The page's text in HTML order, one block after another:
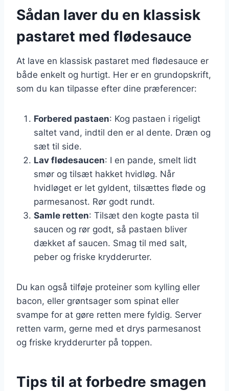
Sådan laver du en klassisk
pastaret med flødesauce
At lave en klassisk pastaret med flødesauce er
både enkelt og hurtigt. Her er en grundopskrift,
som du kan tilpasse efter dine præferencer:
Forbered pastaen: Kog pastaen i rigeligt
saltet vand, indtil den er al dente. Dræn og
sæt til side.
Lav flødesaucen: I en pande, smelt lidt
smør og tilsæt hakket hvidløg. Når
hvidløget er let gyldent, tilsættes fløde og
parmesanost. Rør godt rundt.
Samle retten: Tilsæt den kogte pasta til
saucen og rør godt, så pastaen bliver
dækket af saucen. Smag til med salt,
peber og friske krydderurter.
Du kan også tilføje proteiner som kylling eller
bacon, eller grøntsager som spinat eller
svampe for at gøre retten mere fyldig. Server
retten varm, gerne med et drys parmesanost
og friske krydderurter på toppen.
Tips til at forbedre smagen